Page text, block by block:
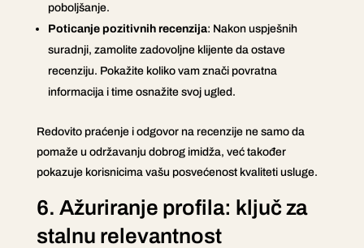
poboljšanje.
Poticanje pozitivnih recenzija: Nakon uspješnih
suradnji, zamolite zadovoljne klijente da ostave
recenziju. Pokažite koliko vam znači povratna
informacija i time osnažite svoj ugled.
Redovito praćenje i odgovor na recenzije ne samo da
pomaže u održavanju dobrog imidža, već također
pokazuje korisnicima vašu posvećenost kvaliteti usluge.
6. Ažuriranje profila: ključ za
stalnu relevantnost